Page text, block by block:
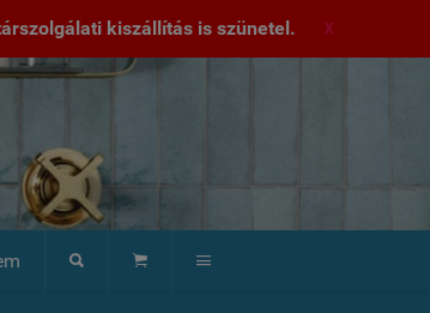
kiszállítás is szünetel. X
  